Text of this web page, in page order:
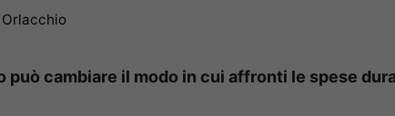
può cambiare il modo in cui affronti le spese